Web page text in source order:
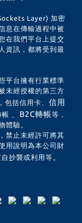
Layer) 加密
息在傳輸過程中被
在我們平台上提交
資訊，都將受到最
平台擁有行業標準
未經授權的第三方
括信用卡、 信用
帳 、B2C轉帳等，
體驗。
禁止未經許可將其
用說明為本公司財
抄襲或利用等。